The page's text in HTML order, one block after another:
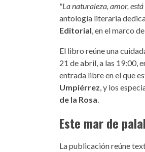
"La naturaleza, amor,
antología literaria
Editorial , en el marco
El libro reúne una
21 de abril, a las 19:00,
entrada libre en el que
Umpiérrez , y los
de la Rosa
Este mar de
La publicación reúne